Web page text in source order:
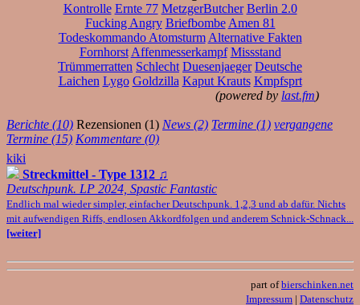
Kontrolle Ernte 77 MetzgerButcher Berlin 2.0
Fucking Angry Briefbombe Amen 81
Todeskommando Atomsturm Alternative Fakten
Fornhorst Affenmesserkampf Missstand
Trümmerratten Schlecht Duesenjaeger Deutsche
Laichen Lygo Goldzilla Kaput Krauts Kmpfsprt
(powered by last.fm)
Berichte (10) Rezensionen (1) News (2) Termine (1) vergangene
Termine (15) Kommentare (0)
kiki
Streckmittel - Type 1312 ♫
Deutschpunk. LP 2024, Spastic Fantastic
Endlich mal wieder simpler, einfacher Deutschpunk. 1,2,3 und ab dafür. Nichts
mit aufwendigen Riffs, endlosen Akkordfolgen und anderem Schnick-Schnack...
[weiter]
part ofbierschinken.net
Impressum | Datenschutz